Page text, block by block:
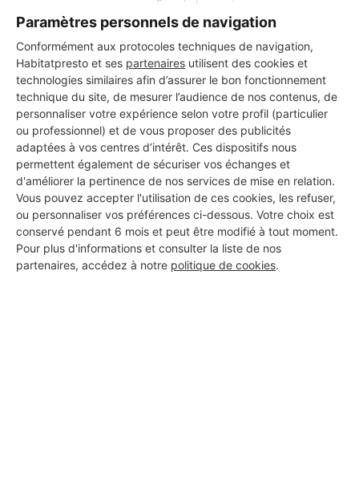
Paramètres personnels de navigation
Conformément aux protocoles techniques de navigation,
Habitatpresto et ses partenaires utilisent des cookies et
technologies similaires afin d’assurer le bon fonctionnement
technique du site, de mesurer l’audience de nos contenus, de
personnaliser votre expérience selon votre profil (particulier
ou professionnel) et de vous proposer des publicités
adaptées à vos centres d’intérêt. Ces dispositifs nous
permettent également de sécuriser vos échanges et
d'améliorer la pertinence de nos services de mise en relation.
Vous pouvez accepter l'utilisation de ces cookies, les refuser,
ou personnaliser vos préférences ci-dessous. Votre choix est
conservé pendant 6 mois et peut être modifié à tout moment.
Pour plus d'informations et consulter la liste de nos
partenaires, accédez à notre politique de cookies.
DEMANDER UN DEVIS
Les 1 autres Menuisiers pour
vos travaux à Fontaine-lès-
Dijon
Almeida Pierre Rénov
Fontaine-lès-Dijon